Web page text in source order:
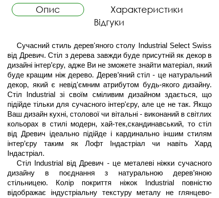
Опис
Характеристики
Відгуки
Сучасний стиль дерев'яного столу Industrial Select Swiss
від Древич. Стіл з дерева завжди буде присутній як декор в
дизайні інтер’єру, адже Ви не зможете знайти матеріал, який
буде кращим ніж дерево. Дерев’яний стіл - це натуральний
декор, який є невід'ємним атрибутом будь-якого дизайну.
Стіл Industrial зі своїм сміливим дизайном здається, що
підійде тільки для сучасного інтер'єру, але це не так. Якщо
Ваш дизайн кухні, столової чи вітальні - виконаний в світлих
кольорах в стилі модерн, хай-тек,скандинавський, то стіл
від Древич ідеально підійде і кардинально іншим стилям
інтер’єру таким як Лофт Індастріал чи навіть Хард
Індастріал.
Стіл Industrial від Древич - це металеві ніжки сучасного
дизайну в поєднання з натуральною дерев’яною
стільницею. Колір покриття ніжок Industrial повністю
відображає індустріальну текстуру металу не глянцево-